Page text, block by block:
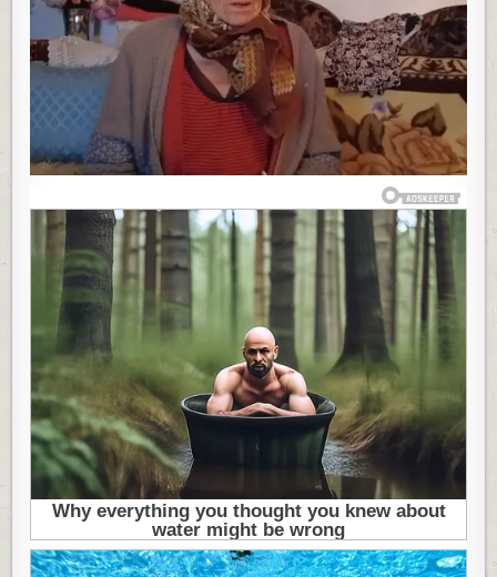
MI
UMRLA,
MUŽ
JE
ZAVRŠIO
U
LUDNICI,
A
ĆERKU
PROGUTAO
RAT
U
BOSNI:
MISLILA
SAM
GODINAMA
DA
USLEDIO
OBRT